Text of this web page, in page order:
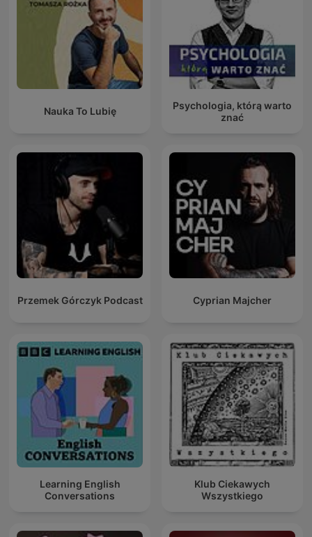
Nauka To Lubię
Psychologia, którą warto
znać
Przemek Górczyk Podcast Cyprian Majcher
Learning English
Conversations
Klub Ciekawych
Wszystkiego